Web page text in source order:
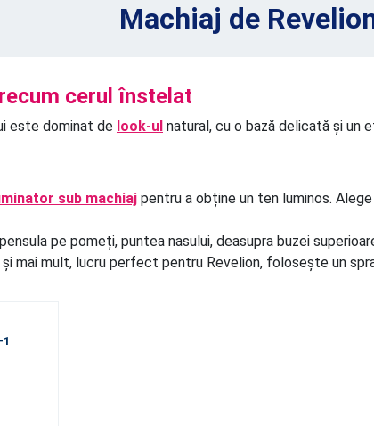
Machiaj de
cerul înstelat
este dominat de look-ul natural, cu o bază delicată și un
sub machiaj pentru a obține un ten luminos.
pe pomeți, puntea nasului, deasupra buzei
mai mult, lucru perfect pentru Revelion, folosește un